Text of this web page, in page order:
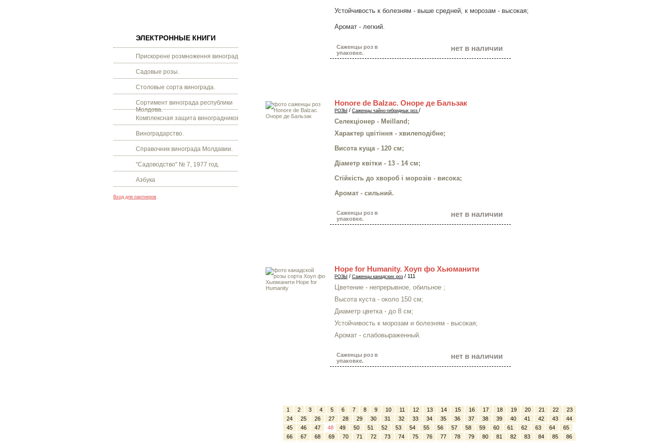
ЭЛЕКТРОННЫЕ КНИГИ
Прискорене розмноження винограду.
Садовые розы.
Столовые сорта винограда.
Сортимент винограда республики
Молдова.
Комплексная защита виноградников.
Виноградарство.
Справочник винограда Молдавии.
"Садоводство" № 7, 1977 год.
Азбука
Вход для партнеров
Устойчивость к болезням - выше средней, к морозам - высокая;
Аромат - легкий.
Саженцы роз в
упаковке.
нет в наличии
Honore de Balzac. Оноре де Бальзак
РОЗЫ / Саженцы чайно-гибридных роз /
Селекціонер - Meilland;
Характер цвітіння - хвилеподібне;
Висота куща - 120 см;
Діаметр квітки - 13 - 14 см;
Стійкість до хвороб і морозів - висока;
Аромат - сильний.
Саженцы роз в
упаковке.
нет в наличии
Hope for Humanity. Хоуп фо Хьюманити
РОЗЫ / Саженцы канадских роз / 111
Цветение - непрерывное, обильное ;
Высота куста - около 150 см;
Диаметр цветка - до 8 см;
Устойчивость к морозам и болезням - высокая;
Аромат - слабовыраженный.
Саженцы роз в
упаковке.
нет в наличии
1 2 3 4 5 6 7 8 9 10 11 12 13 14 15 16 17 18 19 20 21 22
23
24
25 26 27 28 29 30 31 32 33 34 35 36 37 38 39 40 41 42 43
44
45
46 47 48 49 50 51 52 53 54 55 56 57 58 59 60 61 62 63 64
65
66
67 68 69 70 71 72 73 74 75 76 77 78 79 80 81 82 83 84 85 86